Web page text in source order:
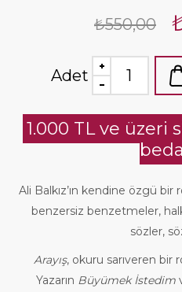
₺550,00
Adet
1.000 TL ve üzeri
Ali Balkız’ın kendine özgü
benzersiz benzetmeler,
sözler,
Arayış, okuru sarıveren bir
Yazarın Büyümek İstedim